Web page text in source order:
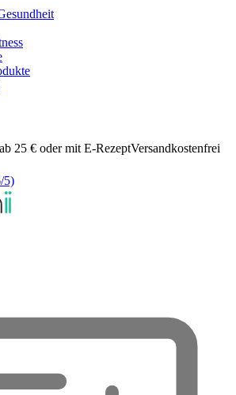
25 € oder mit E-RezeptVersandkostenfrei
5)